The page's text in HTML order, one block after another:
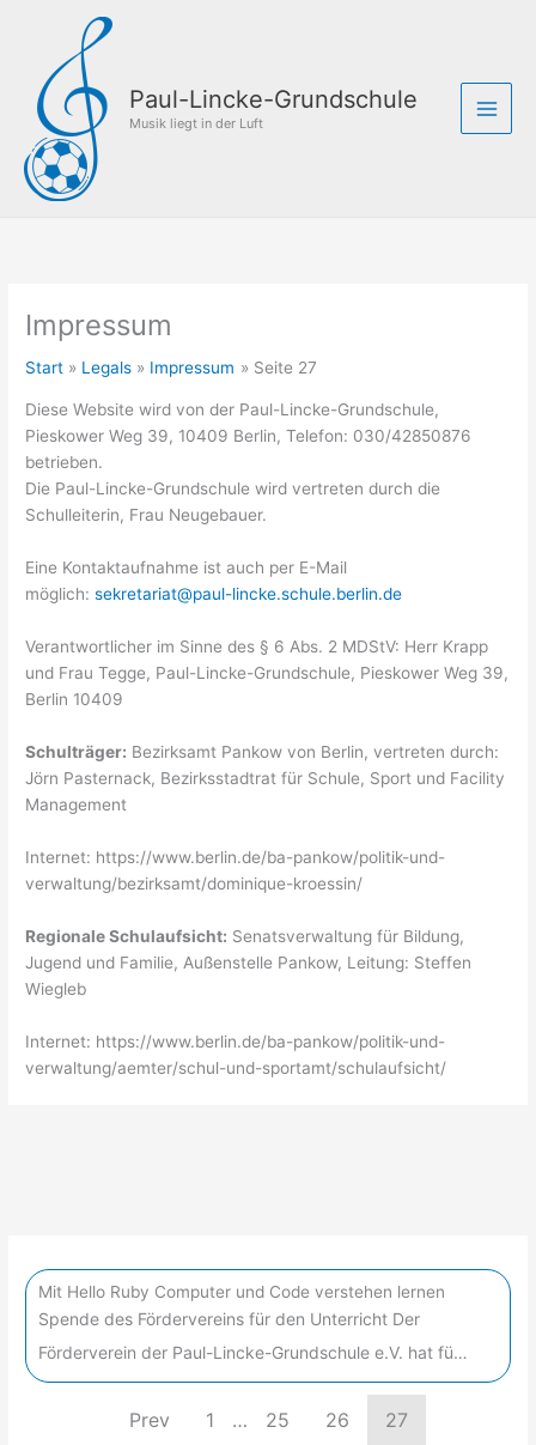
springen
Paul-Lincke-Grundschule
Musik liegt in der Luft
Impressum
Start Legals Impressum Seite 27
Diese Website wird von der Paul-Lincke-Grundschule,
Pieskower Weg 39, 10409 Berlin, Telefon: 030/42850876
betrieben.
Die Paul-Lincke-Grundschule wird vertreten durch die
Schulleiterin, Frau Neugebauer.
Eine Kontaktaufnahme ist auch per E-Mail
möglich:sekretariat@paul-lincke.schule.berlin.de
Verantwortlicher im Sinne des § 6 Abs. 2 MDStV: Herr Krapp
und Frau Tegge, Paul-Lincke-Grundschule, Pieskower Weg 39,
Berlin 10409
Schulträger: Bezirksamt Pankow von Berlin, vertreten durch:
Jörn Pasternack, Bezirksstadtrat für Schule, Sport und Facility
Management
Internet: https://www.berlin.de/ba-pankow/politik-und-
verwaltung/bezirksamt/dominique-kroessin/
Regionale Schulaufsicht: Senatsverwaltung für Bildung,
Jugend und Familie, Außenstelle Pankow, Leitung: Steffen
Wiegleb
Internet: https://www.berlin.de/ba-pankow/politik-und-
verwaltung/aemter/schul-und-sportamt/schulaufsicht/
Mit Hello Ruby Computer und Code verstehen lernen
Spende des Fördervereins für den Unterricht Der
Förderverein der Paul-Lincke-Grundschule e.V. hat fü…
Prev 1 … 25 26 27